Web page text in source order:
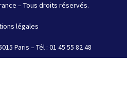
– Tous droits réservés.
légales
Paris – Tél : 01 45 55 82 48